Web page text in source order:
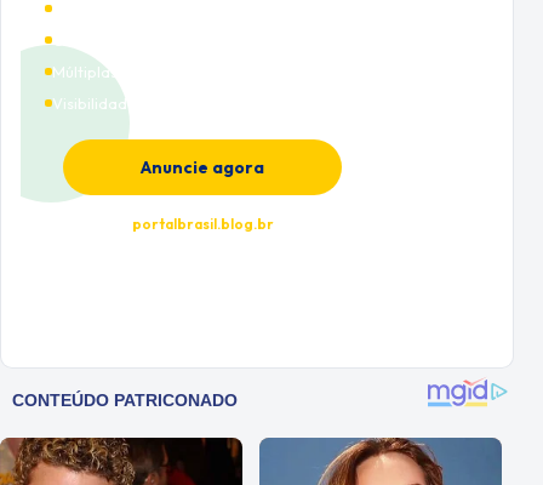
Múltiplas categorias
Visibilidade premium
Anuncie agora
portalbrasil.blog.br